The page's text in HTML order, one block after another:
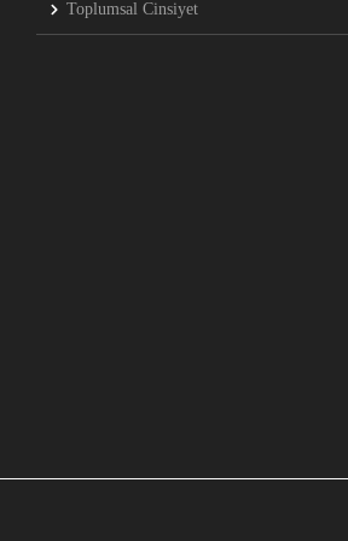
Toplumsal Cinsiyet